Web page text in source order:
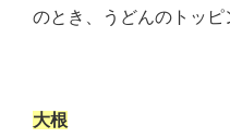
のとき、うどんのトッピ
大根